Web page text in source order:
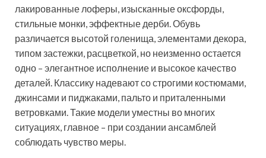
лакированные лоферы, изысканные оксфорды,
стильные монки, эффектные дерби. Обувь
различается высотой голенища, элементами декора,
типом застежки, расцветкой, но неизменно остается
одно – элегантное исполнение и высокое качество
деталей. Классику надевают со строгими костюмами,
джинсами и пиджаками, пальто и приталенными
ветровками. Такие модели уместны во многих
ситуациях, главное – при создании ансамблей
соблюдать чувство меры.